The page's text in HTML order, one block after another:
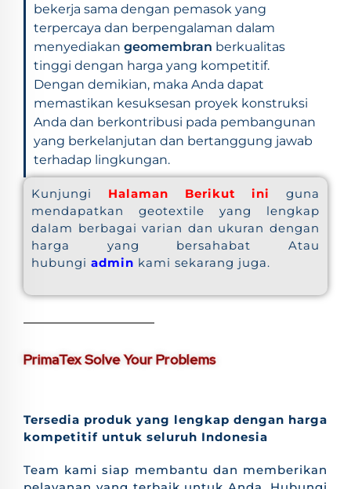
bekerja sama dengan pemasok yang
terpercaya dan berpengalaman dalam
menyediakan geomembran berkualitas
tinggi dengan harga yang kompetitif.
Dengan demikian, maka Anda dapat
memastikan kesuksesan proyek konstruksi
Anda dan berkontribusi pada pembangunan
yang berkelanjutan dan bertanggung jawab
terhadap lingkungan.
Kunjungi Halaman Berikut ini
guna
mendapatkan geotextile yang lengkap
dalam berbagai varian dan ukuran dengan
harga yang bersahabat Atau
hubungi admin kami sekarang juga.
PrimaTex Solve Your Problems
Tersedia produk yang lengkap dengan harga
kompetitif untuk seluruh Indonesia
Team kami siap membantu dan memberikan